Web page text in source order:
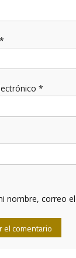
*
*
nombre, correo